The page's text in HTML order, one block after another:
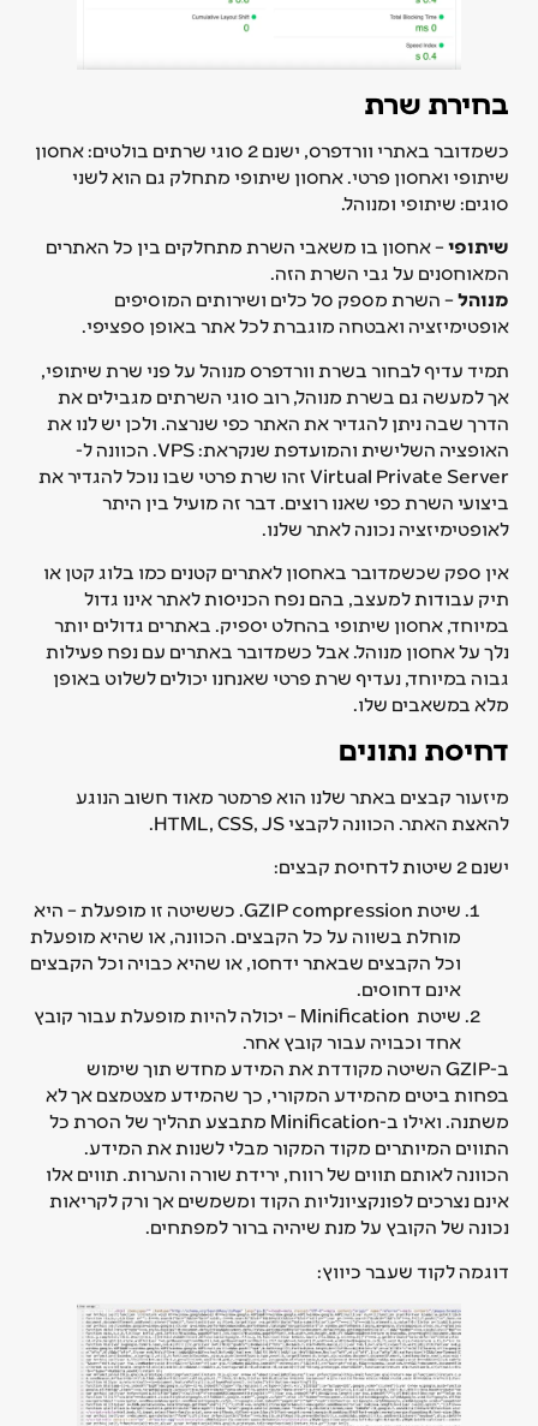
בחירת שרת
כשמדובר באתרי וורדפרס, ישנם 2 סוגי שרתים בולטים: אחסון
שיתופי ואחסון פרטי. אחסון שיתופי מתחלק גם הוא לשני
סוגים: שיתופי ומנוהל.
שיתופי– אחסון בו משאבי השרת מתחלקים בין כל האתרים
המאוחסנים על גבי השרת הזה.
מנוהל– השרת מספק סל כלים ושירותים המוסיפים
אופטימיזציה ואבטחה מוגברת לכל אתר באופן ספציפי.
תמיד עדיף לבחור בשרת וורדפרס מנוהל על פני שרת שיתופי,
אך למעשה גם בשרת מנוהל, רוב סוגי השרתים מגבילים את
הדרך שבה ניתן להגדיר את האתר כפי שנרצה. ולכן יש לנו את
האופציה השלישית והמועדפת שנקראת: VPS. הכוונה ל-
Virtual Private Server זהו שרת פרטי שבו נוכל להגדיר את
ביצועי השרת כפי שאנו רוצים. דבר זה מועיל בין היתר
לאופטימיזציה נכונה לאתר שלנו.
אין ספק שכשמדובר באחסון לאתרים קטנים כמו בלוג קטן או
תיק עבודות למעצב, בהם נפח הכניסות לאתר אינו גדול
במיוחד, אחסון שיתופי בהחלט יספיק. באתרים גדולים יותר
נלך על אחסון מנוהל. אבל כשמדובר באתרים עם נפח פעילות
גבוה במיוחד, נעדיף שרת פרטי שאנחנו יכולים לשלוט באופן
מלא במשאבים שלו.
דחיסת נתונים
מיזעור קבצים באתר שלנו הוא פרמטר מאוד חשוב הנוגע
להאצת האתר. הכוונה לקבצי HTML, CSS, JS.
ישנם 2 שיטות לדחיסת קבצים:
שיטת GZIP compression. כששיטה זו מופעלת – היא
מוחלת בשווה על כל הקבצים. הכוונה, או שהיא מופעלת
וכל הקבצים שבאתר ידחסו, או שהיא כבויה וכל הקבצים
אינם דחוסים.
שיטת Minification – יכולה להיות מופעלת עבור קובץ
אחד וכבויה עבור קובץ אחר.
ב-GZIP השיטה מקודדת את המידע מחדש תוך שימוש
בפחות ביטים מהמידע המקורי, כך שהמידע מצטמצם אך לא
משתנה. ואילו ב-Minification מתבצע תהליך של הסרת כל
התווים המיותרים מקוד המקור מבלי לשנות את המידע.
הכוונה לאותם תווים של רווח, ירידת שורה והערות. תווים אלו
אינם נצרכים לפונקציונליות הקוד ומשמשים אך ורק לקריאות
נכונה של הקובץ על מנת שיהיה ברור למפתחים.
דוגמה לקוד שעבר כיווץ: